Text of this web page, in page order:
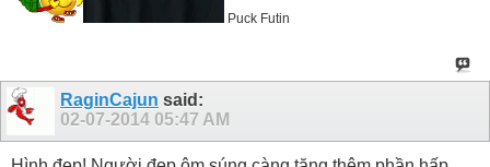
Puck Futin
RaginCajun said:
02-07-2014 05:47 AM